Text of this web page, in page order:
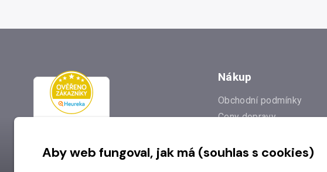
Nákup
Obchodní podmínky
Ceny dopravy
Prodejna
Aby web fungoval, jak má (souhlas s cookies)